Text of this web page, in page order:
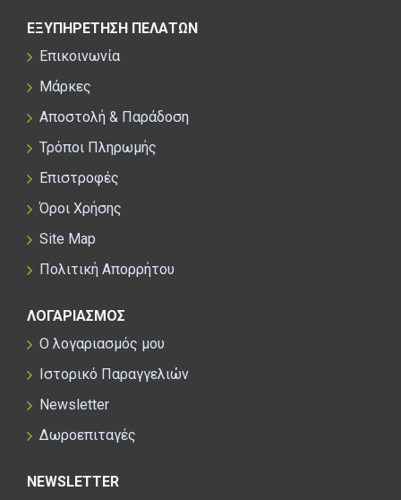
ΕΞΥΠΗΡΕΤΗΣΗ ΠΕΛΑΤΩΝ
Επικοινωνία
Μάρκες
Αποστολή & Παράδοση
Τρόποι Πληρωμής
Επιστροφές
Όροι Χρήσης
Site Map
Πολιτική Απορρήτου
ΛΟΓΑΡΙΑΣΜΟΣ
Ο λογαριασμός μου
Ιστορικό Παραγγελιών
Newsletter
Δωροεπιταγές
NEWSLETTER